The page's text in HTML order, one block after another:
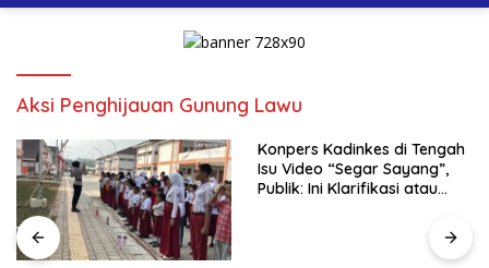
Aksi Penghijauan Gunung Lawu
Konpers Kadinkes di Tengah
Isu Video “Segar Sayang”,
Publik: Ini Klarifikasi atau